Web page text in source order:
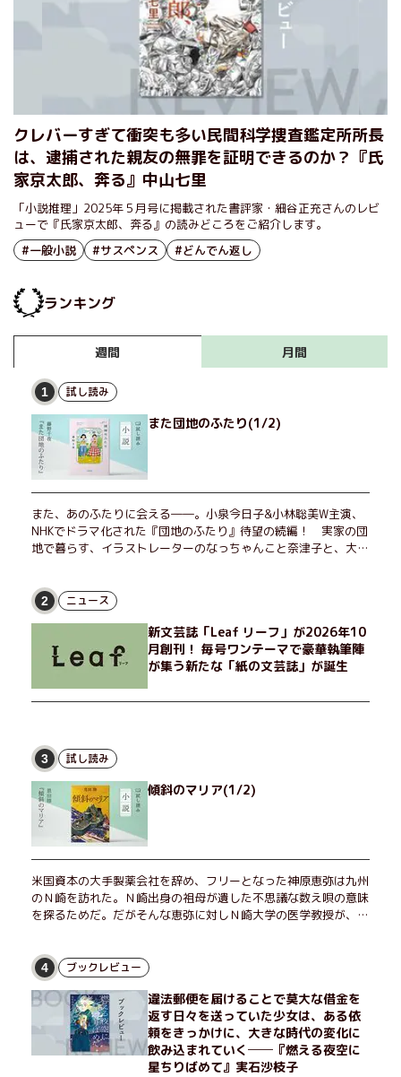
クレバーすぎて衝突も多い民間科学捜査鑑定所所長
は、逮捕された親友の無罪を証明できるのか？『氏
家京太郎、奔る』中山七里
「小説推理」2025年５月号に掲載された書評家・細谷正充さんのレビ
ューで『氏家京太郎、奔る』の読みどころをご紹介します。
#一般小説
#サスペンス #どんでん返し
ランキング
週間 月間
1 試し読み
また団地のふたり(1/2)
また、あのふたりに会える――。小泉今日子&小林聡美W主演、
NHKでドラマ化された『団地のふたり』待望の続編！ 実家の団
地で暮らす、イラストレーターのなっちゃんこと奈津子と、大学
げたり、部屋でふたりだけの「台湾映画祭」を催したり。50代
独身、幼なじみの変わらぬ友情とささやかな幸せの日々を描く。
2 ニュース
新文芸誌「Leaf リーフ」が2026年10
月創刊！ 毎号ワンテーマで豪華執筆陣
が集う新たな「紙の文芸誌」が誕生
3 試し読み
傾斜のマリア(1/2)
米国資本の大手製薬会社を辞め、フリーとなった神原恵弥は九州
のＮ崎を訪れた。Ｎ崎出身の祖母が遺した不思議な数え唄の意味
を探るためだ。だがそんな恵弥に対しＮ崎大学の医学教授が、米
恵弥は、まるで影のような存在の博士とまみえることはできるの
か？ そして、唄の歌詞「かたむくマリア」に込められた秘密と
は？ 謎めいたラストが鮮烈な余韻を残すシリーズ第四作！
4 ブックレビュー
違法郵便を届けることで莫大な借金を
返す日々を送っていた少女は、ある依
頼をきっかけに、大きな時代の変化に
飲み込まれていく──『燃える夜空に
星ちりばめて』実石沙枝子